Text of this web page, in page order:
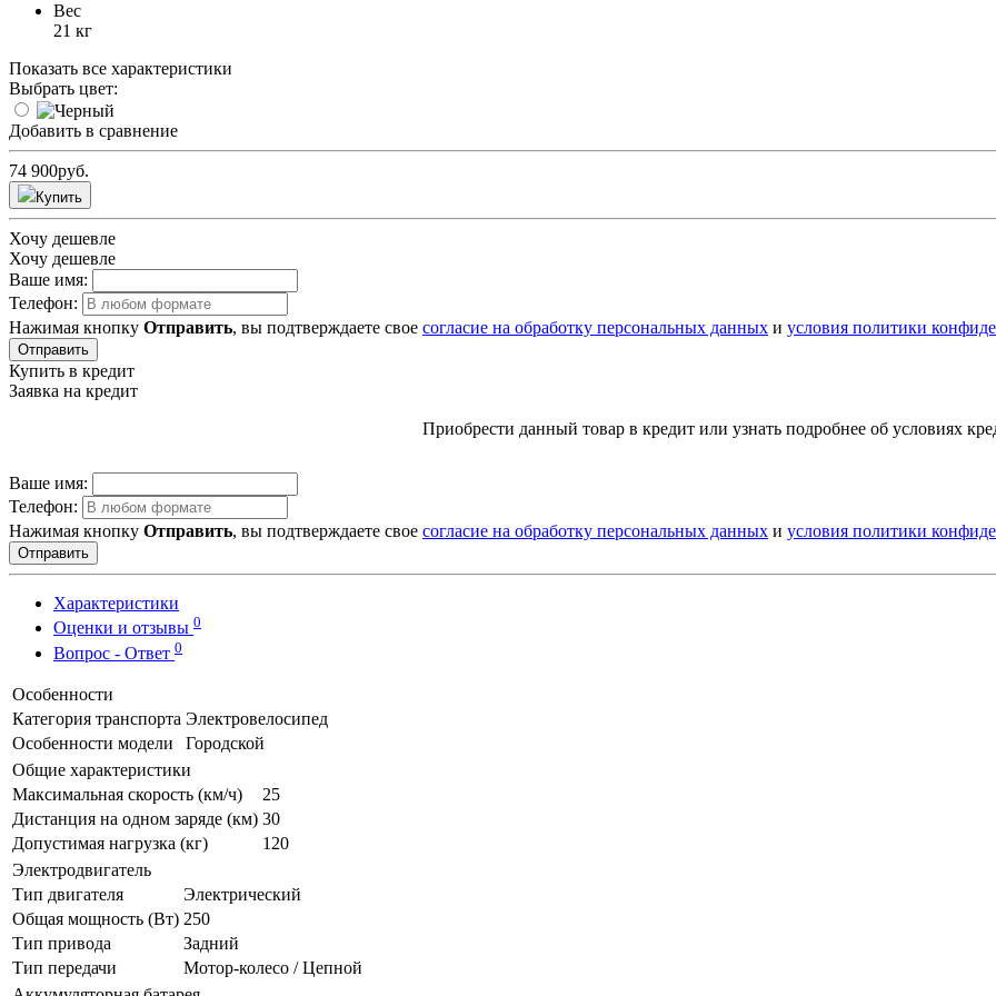
Вес
21 кг
Показать все характеристики
Выбрать цвет:
Добавить в сравнение
74 900руб.
Купить
Хочу дешевле
Хочу дешевле
Ваше имя:
Телефон:
Нажимая кнопку Отправить, вы подтверждаете свое согласие на обработку персональных данных и условия политики
Отправить
Купить в кредит
Заявка на кредит
Приобрести данный товар в кредит или узнать подробнее об условиях
Ваше имя:
Телефон:
Нажимая кнопку Отправить, вы подтверждаете свое согласие на обработку персональных данных и условия политики
Отправить
Характеристики
Оценки и отзывы 0
Вопрос - Ответ 0
Особенности
Категория транспорта Электровелосипед
Особенности модели
Городской
Общие характеристики
Максимальная скорость (км/ч)
25
Дистанция на одном заряде (км) 30
Допустимая нагрузка (кг)
120
Электродвигатель
Тип двигателя
Электрический
Общая мощность (Вт) 250
Тип привода
Задний
Тип передачи
Мотор-колесо / Цепной